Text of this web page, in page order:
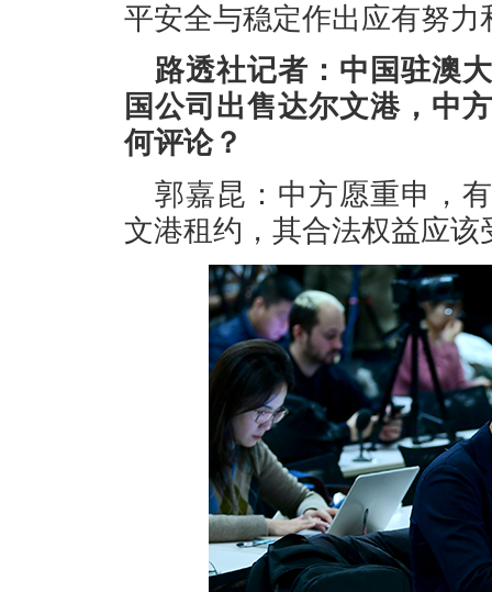
平安全与稳定作出应有努力
路透社记者：中国驻澳
国公司出售达尔文港，中
何评论？
郭嘉昆：中方愿重申，
文港租约，其合法权益应该